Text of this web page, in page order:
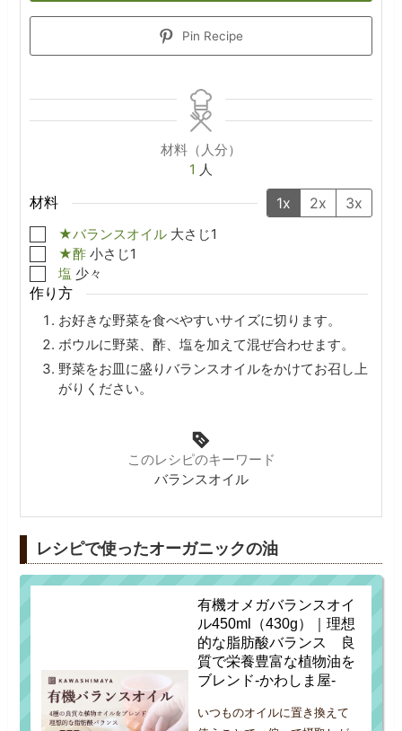
Pin Recipe
材料（人分）
1 人
材料 1x 2x 3x
▢
★バランスオイル 大さじ1
▢
★酢 小さじ1
▢
塩 少々
作り方
お好きな野菜を食べやすいサイズに切ります。
ボウルに野菜、酢、塩を加えて混ぜ合わせます。
野菜をお皿に盛りバランスオイルをかけてお召し上
がりください。
このレシピのキーワード
バランスオイル
レシピで使ったオーガニックの油
有機オメガバランスオイ
ル450ml（430g）｜理想
的な脂肪酸バランス 良
質で栄養豊富な植物油を
ブレンド-かわしま屋-
いつものオイルに置き換えて